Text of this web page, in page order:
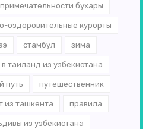
бухары
оздоровительные курорты
стамбул зима
таиланд из узбекистана
путь путешественник
из ташкента правила
из узбекистана